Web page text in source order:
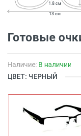
1.8 см
13 см
Готовые
Наличие: В наличии
ЦВЕТ: ЧЕРНЫЙ